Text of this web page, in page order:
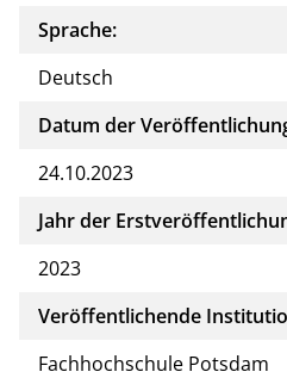
Sprache:
Deutsch
Datum der
24.10.2023
Jahr der
2023
Veröffentlichende
Fachhochschule Potsdam